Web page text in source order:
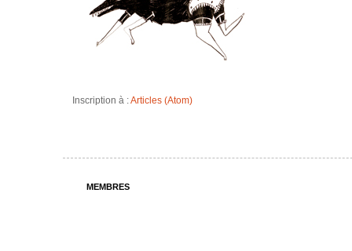
Inscription à :Articles (Atom)
MEMBRES